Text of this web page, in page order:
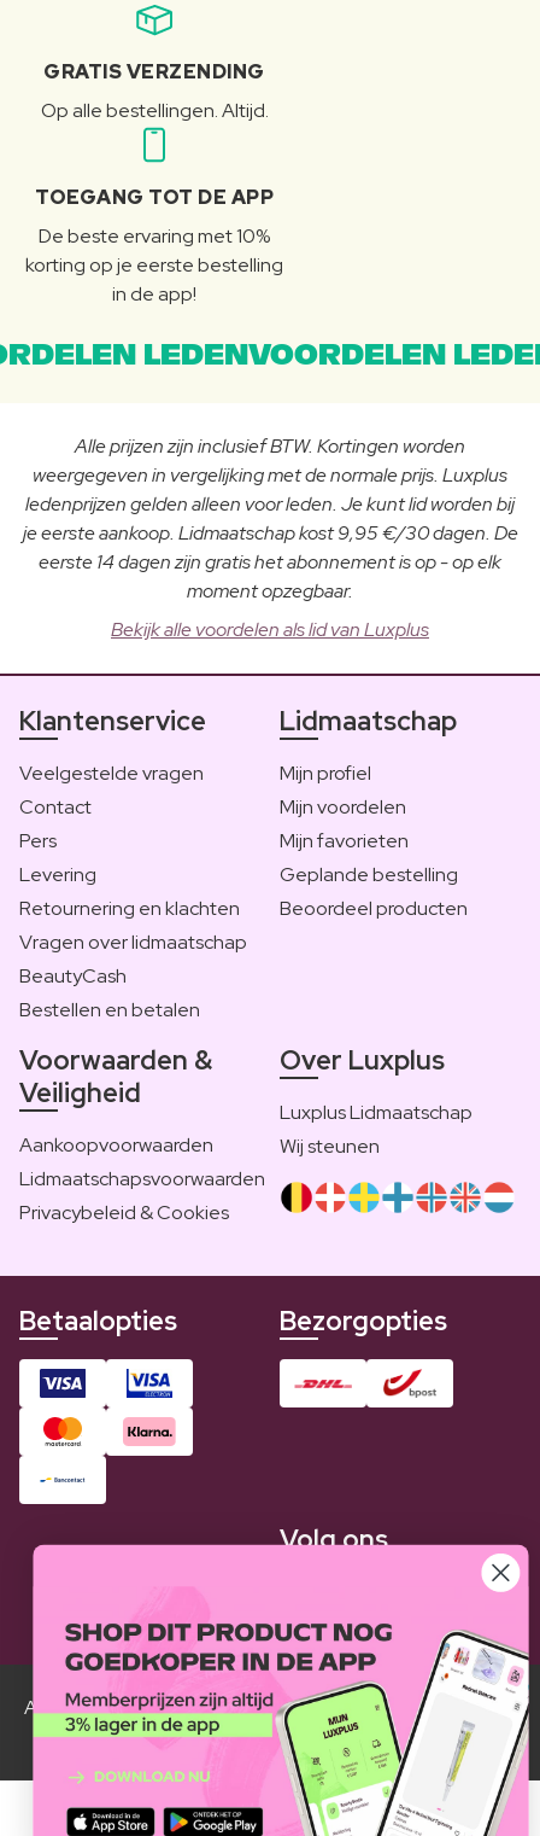
GRATIS VERZENDING
Op alle bestellingen. Altijd.
TOEGANG TOT DE APP
De beste ervaring met 10%
korting op je eerste bestelling
in de app!
LEDENVOORDELEN
Alle prijzen zijn inclusief BTW. Kortingen worden
weergegeven in vergelijking met de normale prijs. Luxplus
ledenprijzen gelden alleen voor leden. Je kunt lid worden bij
je eerste aankoop. Lidmaatschap kost 9,95 €/30 dagen. De
eerste 14 dagen zijn gratis het abonnement is op - op elk
moment opzegbaar.
Bekijk alle voordelen als lid van Luxplus
Klantenservice
Veelgestelde vragen
Contact
Pers
Levering
Retournering en klachten
Vragen over lidmaatschap
BeautyCash
Bestellen en betalen
Lidmaatschap
Mijn profiel
Mijn voordelen
Mijn favorieten
Geplande bestelling
Beoordeel producten
Voorwaarden &
Veiligheid
Aankoopvoorwaarden
Lidmaatschapsvoorwaarden
Privacybeleid & Cookies
Over Luxplus
Luxplus Lidmaatschap
Wij steunen
Betaalopties Bezorgopties
Volg ons
Alle Luxplus ledenprijzen zijn weergegeven in vergelijking
met de normale prijzen.